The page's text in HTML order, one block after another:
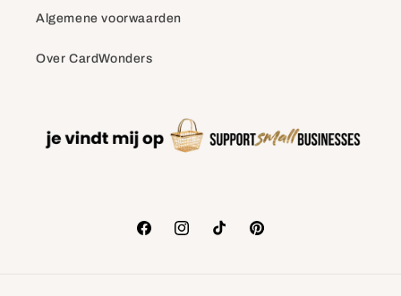
Algemene voorwaarden
Over CardWonders
FacebookInstagramTikTok Pinterest